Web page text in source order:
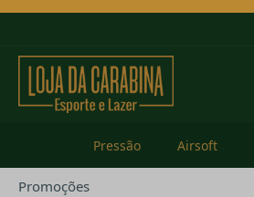
Pressão Airsoft
Promoções